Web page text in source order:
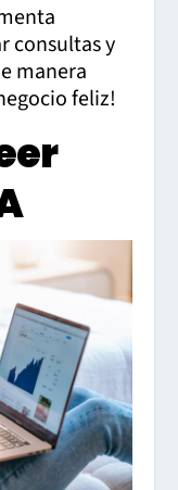
consultas y
manera
feliz!